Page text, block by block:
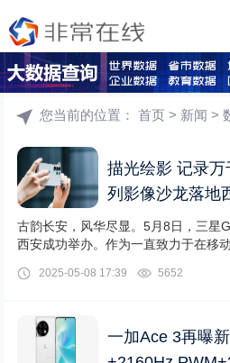
您当前的位置：首页 > 新闻 >
描光绘影 记录
列影像沙龙落地
古韵长安，风华尽显。5月8日，三星
西安成功举办。作为一直致力于在移
2025-05-08 17:39 5652
一加Ace 3再曝